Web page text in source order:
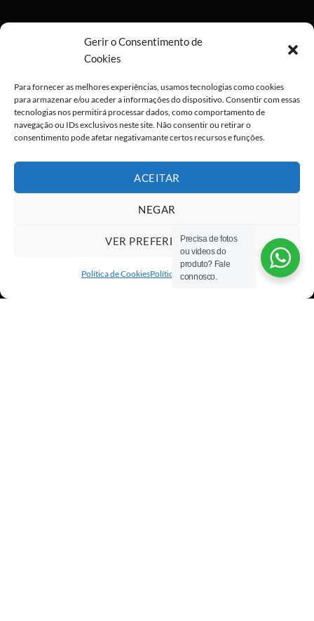
Gerir o Consentimento de
Cookies
Para fornecer as melhores experiências, usamos tecnologias como cookies
para armazenar e/ou aceder a informações do dispositivo. Consentir com essas
tecnologias nos permitirá processar dados, como comportamento de
navegação ou IDs exclusivos neste site. Não consentir ou retirar o
consentimento pode afetar negativamante certos recursos e funções.
ACEITAR
NEGAR
VER PREFERÊNCIAS
Política de CookiesPolítica de privacidade
Stripe MasterCardCash
Copyright 2026 ©All rights reserved
Precisa de fotos
ou videos do
produto? Fale
connosco.